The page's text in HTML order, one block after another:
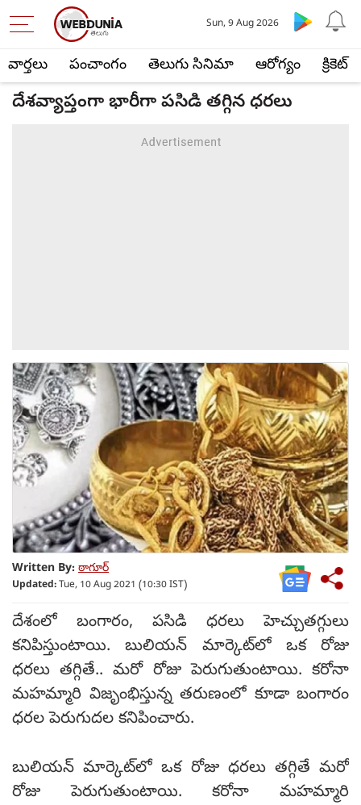
వార్తలు పంచాంగం తెలుగు సినిమా ఆరోగ్యం క్రికెట్
Sun, 9 Aug 2026
దేశవ్యాప్తంగా భారీగా పసిడి తగ్గిన ధరలు
Written By: ఠాగూర్
Updated:Tue, 10 Aug 2021 (10:30 IST)
దేశంలో బంగారం, పసిడి ధరలు హెచ్చుతగ్గులు
కనిపిస్తుంటాయి. బులియన్ మార్కెట్‌లో ఒక రోజు
ధరలు తగ్గితే.. మరో రోజు పెరుగుతుంటాయి. కరోనా
మహమ్మారి విజృంభిస్తున్న తరుణంలో కూడా బంగారం
ధరల పెరుగుదల కనిపించారు.
బులియన్ మార్కెట్‌లో ఒక రోజు ధరలు తగ్గితే మరో
రోజు పెరుగుతుంటాయి. కరోనా మహమ్మారి